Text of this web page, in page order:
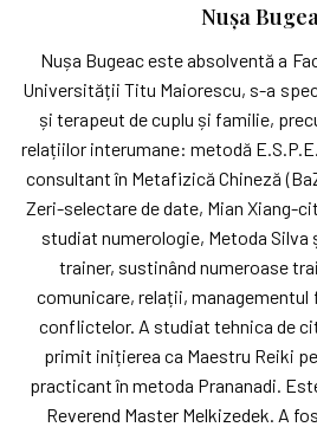
Nușa
Nușa Bugeac este absolventă a
Universității Titu Maiorescu, s-a
și terapeut de cuplu și familie,
relațiilor interumane: metodă
consultant în Metafizică Chineză
Zeri-selectare de date, Mian Xiang-
studiat numerologie, Metoda
trainer, sustinând numeroase
comunicare, relații, managementul
conflictelor. A studiat tehnica de
primit inițierea ca Maestru Reiki
practicant în metoda Prananadi.
Reverend Master Melkizedek. A